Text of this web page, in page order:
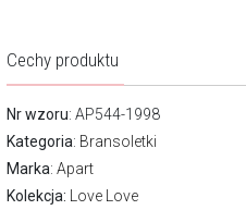
Cechy produktu
Nr wzoru: AP544-1998
Kategoria: Bransoletki
Marka: Apart
Kolekcja:
Love Love